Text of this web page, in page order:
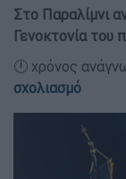
Στο Παραλίμνι
Γενοκτονία του
🕛 χρόνος
σχολιασμό